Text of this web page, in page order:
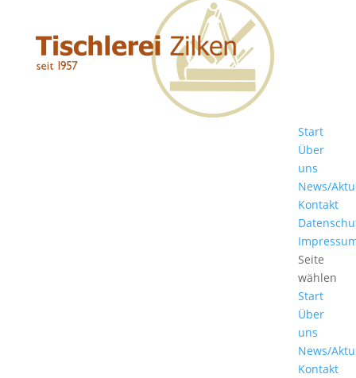
Start
Über
uns
News/
Kontakt
Seite
wählen
Start
Über
uns
News/
Kontakt